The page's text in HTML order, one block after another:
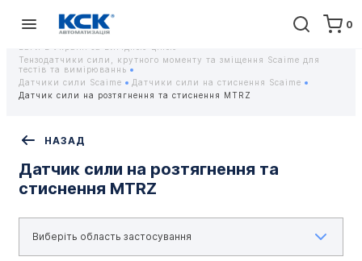
0
Головна Обладнання
Контрольно-вимірювальні прилади
Тензодатчики та тензометричні датчики Scaime - Купити датчики
Тензодатчики сили, крутного моменту та зміщення Scaime для
тестів та вимірюваннь
Датчики сили Scaime
Датчики сили на стиснення Scaime
Датчик сили на розтягнення та стиснення MTRZ
НАЗАД
Датчик сили на розтягнення та
стиснення MTRZ